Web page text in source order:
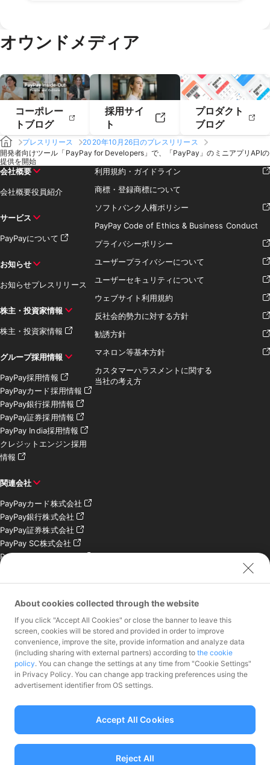
2019年2月
2019年1月
オウンドメディア
コーポレー
トブログ
採用サイ
ト
プロダクト
ブログ
プレスリリース
2020年10月26日のプレスリリース
開発者向けツール「PayPay for Developers」で、「PayPay」のミニアプリAPIの
提供を開始
会社概要
会社概要役員紹介
サービス
PayPayについて
お知らせ
お知らせプレスリリース
株主・投資家情報
株主・投資家情報
グループ採用情報
PayPay採用情報
PayPayカード採用情報
PayPay銀行採用情報
PayPay証券採用情報
PayPay India採用情報
クレジットエンジン採用
情報
関連会社
PayPayカード株式会社
PayPay銀行株式会社
PayPay証券株式会社
PayPay SC株式会社
PayPay India Pvt. Ltd.
会社
お問い合わせ
加盟店様専用お問い合わ
報道関係者様専用お問い
合わせ
株主・投資家様専用お問
利用規約・ガイドライン
商標・登録商標について
ソフトバンク人権ポリシー
PayPay Code of Ethics & Business Conduct
プライバシーポリシー
ユーザープライバシーについて
ユーザーセキュリティについて
ウェブサイト利用規約
反社会的勢力に対する方針
勧誘方針
マネロン等基本方針
カスタマーハラスメントに関する
当社の考え方
About cookies collected through the website
If you click "Accept All Cookies" or close the banner to leave this
screen, cookies will be stored and provided in order to improve
convenience, improve the site, provide information and analyze data
(including sharing with external partners) according to the cookie
policy. You can change the settings at any time from "Cookie Settings"
in Privacy Policy. You can change app tracking preferences using the
advertisement identifier from OS settings.
Reject All
Accept All Cookies